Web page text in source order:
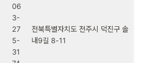
06
3-
27
5-
31
전북특별자치도 전주시 덕진구 솔
내9길 8-11